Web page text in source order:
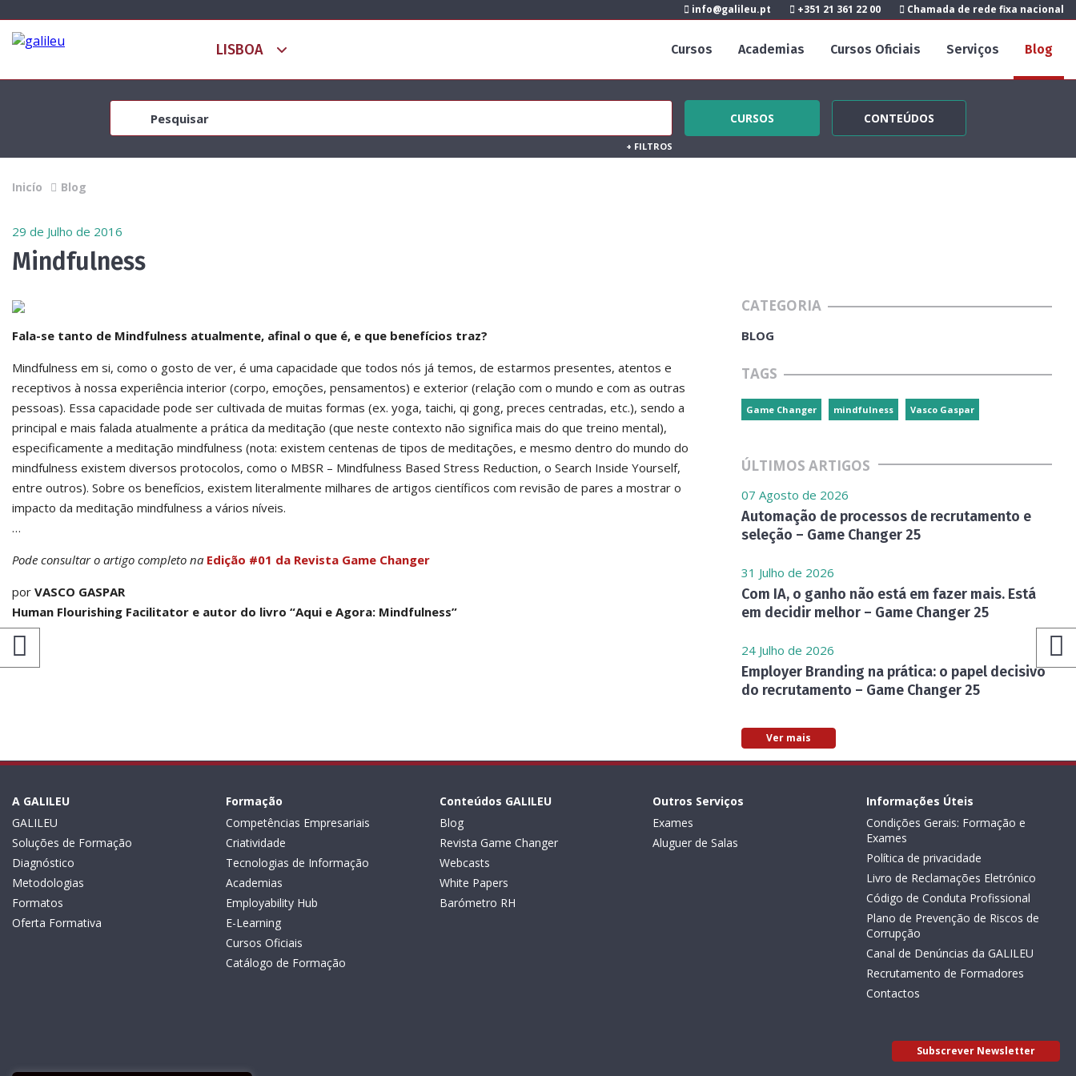
info@galileu.pt +351 21 361 22 00 Chamada de rede fixa nacional
Cursos Academias Cursos Oficiais Serviços Blog
CURSOS CONTEÚDOS
+ FILTROS
Inicío Blog
29 de Julho de 2016
Mindfulness
Fala-se tanto de Mindfulness atualmente, afinal o que é, e que benefícios traz?
Mindfulness em si, como o gosto de ver, é uma capacidade que todos nós já temos, de estarmos presentes, atentos e
receptivos à nossa experiência interior (corpo, emoções, pensamentos) e exterior (relação com o mundo e com as outras
pessoas). Essa capacidade pode ser cultivada de muitas formas (ex. yoga, taichi, qi gong, preces centradas, etc.), sendo a
principal e mais falada atualmente a prática da meditação (que neste contexto não significa mais do que treino mental),
especificamente a meditação mindfulness (nota: existem centenas de tipos de meditações, e mesmo dentro do mundo do
mindfulness existem diversos protocolos, como o MBSR – Mindfulness Based Stress Reduction, o Search Inside Yourself,
entre outros). Sobre os benefícios, existem literalmente milhares de artigos científicos com revisão de pares a mostrar o
impacto da meditação mindfulness a vários níveis.
…
Pode consultar o artigo completo na Edição #01 da Revista Game Changer
por VASCO GASPAR
Human Flourishing Facilitator e autor do livro “Aqui e Agora: Mindfulness”
CATEGORIA
BLOG
TAGS
Game Changer mindfulness Vasco Gaspar
ÚLTIMOS ARTIGOS
07 Agosto de 2026
Automação de processos de recrutamento e
seleção – Game Changer 25
31 Julho de 2026
Com IA, o ganho não está em fazer mais. Está
em decidir melhor – Game Changer 25
24 Julho de 2026
Employer Branding na prática: o papel decisivo
do recrutamento – Game Changer 25
Ver mais
A GALILEU
GALILEU
Soluções de Formação
Diagnóstico
Metodologias
Formatos
Oferta Formativa
Formação
Competências Empresariais
Criatividade
Tecnologias de Informação
Academias
Employability Hub
E-Learning
Cursos Oficiais
Catálogo de Formação
Conteúdos GALILEU
Blog
Revista Game Changer
Webcasts
White Papers
Barómetro RH
Outros Serviços
Exames
Aluguer de Salas
Informações Úteis
Condições Gerais: Formação e
Exames
Política de privacidade
Livro de Reclamações Eletrónico
Código de Conduta Profissional
Plano de Prevenção de Riscos de
Corrupção
Canal de Denúncias da GALILEU
Recrutamento de Formadores
Contactos
Subscrever Newsletter